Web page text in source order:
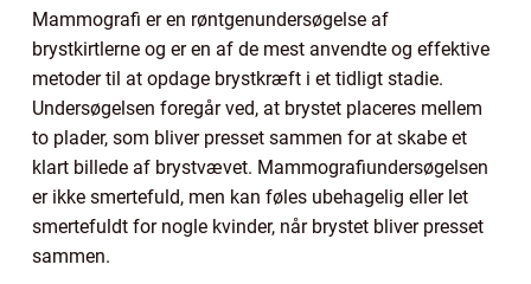
Mammografi er en røntgenundersøgelse af
brystkirtlerne og er en af de mest anvendte og effektive
metoder til at opdage brystkræft i et tidligt stadie.
Undersøgelsen foregår ved, at brystet placeres mellem
to plader, som bliver presset sammen for at skabe et
klart billede af brystvævet. Mammografiundersøgelsen
er ikke smertefuld, men kan føles ubehagelig eller let
smertefuldt for nogle kvinder, når brystet bliver presset
sammen.